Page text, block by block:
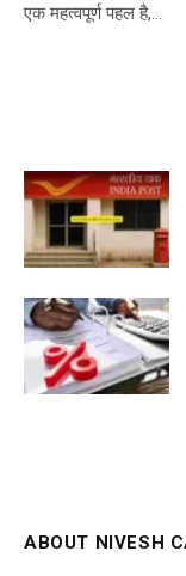
एक महत्वपूर्ण पहल है,…
ABOUT NIVESH